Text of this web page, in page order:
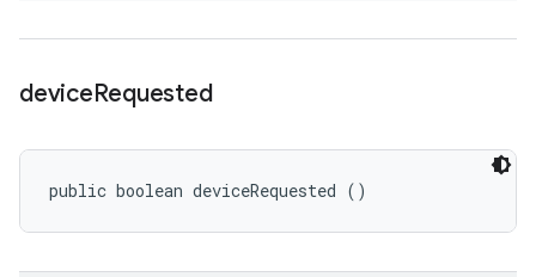
deviceRequested
public boolean deviceRequested ()